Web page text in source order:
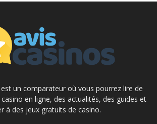
un comparateur où vous pourrez lire de
en ligne, des actualités, des guides et
à des jeux gratuits de casino.